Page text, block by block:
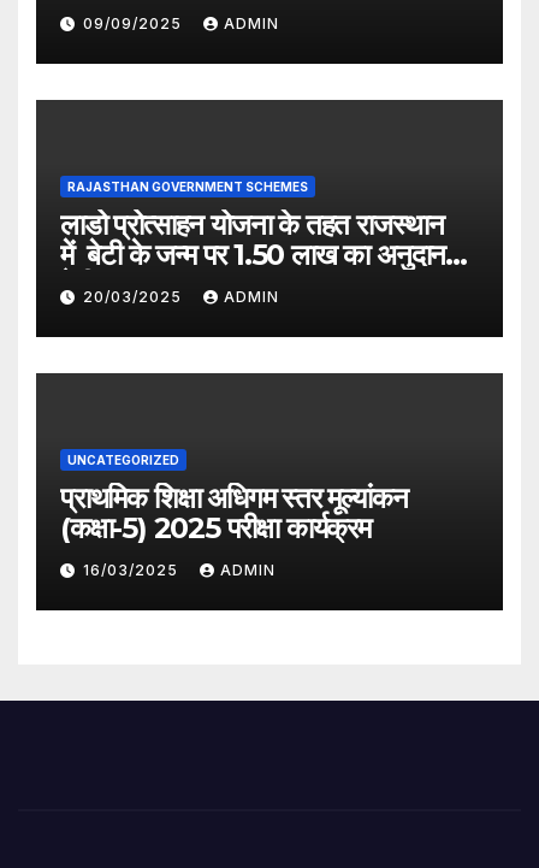
09/09/2025 ADMIN
RAJASTHAN GOVERNMENT SCHEMES
लाडो प्रोत्साहन योजना के तहत राजस्थान
में बेटी के जन्म पर 1.50 लाख का अनुदान
देगी सरकार
20/03/2025 ADMIN
UNCATEGORIZED
प्राथमिक शिक्षा अधिगम स्तर मूल्यांकन
(कक्षा-5) 2025 परीक्षा कार्यक्रम
16/03/2025 ADMIN